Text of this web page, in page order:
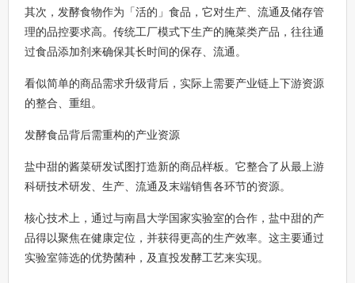
其次，发酵食物作为「活的」食品，它对生产、流通及储存管
理的品控要求高。传统工厂模式下生产的腌菜类产品，往往通
过食品添加剂来确保其长时间的保存、流通。
看似简单的商品需求升级背后，实际上需要产业链上下游资源
的整合、重组。
发酵食品背后需重构的产业资源
盐中甜的酱菜研发试图打造新的商品样板。它整合了从最上游
科研技术研发、生产、流通及末端销售各环节的资源。
核心技术上，通过与南昌大学国家实验室的合作，盐中甜的产
品得以聚焦在健康定位，并获得更高的生产效率。这主要通过
实验室筛选的优势菌种，及直投发酵工艺来实现。